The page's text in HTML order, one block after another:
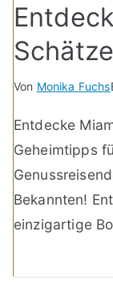
Von Monika Fuchs
Entdecke
Geheimtipps
Bekannten!
einzigartige